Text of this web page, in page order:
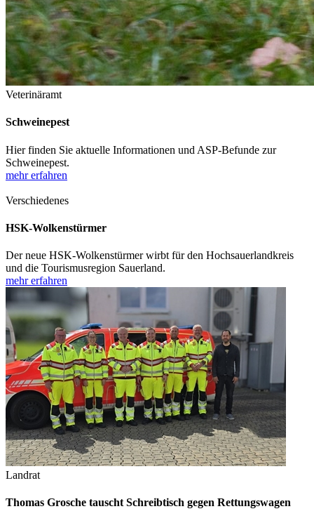
Veterinäramt
Schweinepest
Hier finden Sie aktuelle Informationen und ASP-Befunde zur
Schweinepest.
mehr erfahren
Verschiedenes
HSK-Wolkenstürmer
Der neue HSK-Wolkenstürmer wirbt für den Hochsauerlandkreis
und die Tourismusregion Sauerland.
mehr erfahren
Landrat
Thomas Grosche tauscht Schreibtisch gegen Rettungswagen